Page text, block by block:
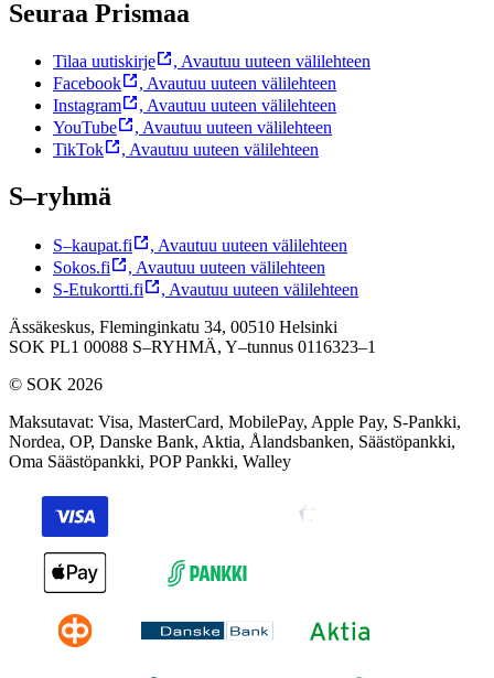
Seuraa Prismaa
Tilaa uutiskirje , Avautuu uuteen välilehteen
Facebook
, Avautuu uuteen välilehteen
Instagram
, Avautuu uuteen välilehteen
YouTube
, Avautuu uuteen välilehteen
TikTok
, Avautuu uuteen välilehteen
S–ryhmä
S–kaupat.fi , Avautuu uuteen välilehteen
Sokos.fi
, Avautuu uuteen välilehteen
S-Etukortti.fi
, Avautuu uuteen välilehteen
Ässäkeskus, Fleminginkatu 34, 00510 Helsinki
SOK PL1 00088 S–RYHMÄ, Y–tunnus 0116323–1
© SOK 2026
Maksutavat: Visa, MasterCard, MobilePay, Apple Pay, S-Pankki,
Nordea, OP, Danske Bank, Aktia, Ålandsbanken, Säästöpankki,
Oma Säästöpankki, POP Pankki, Walley